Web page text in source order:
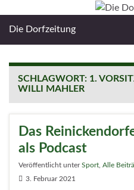
Die Dorfzeitung
SCHLAGWORT: 1.
WILLI MAHLER
Das
als Podcast
Veröffentlicht unterSport Alle
3. Februar 2021